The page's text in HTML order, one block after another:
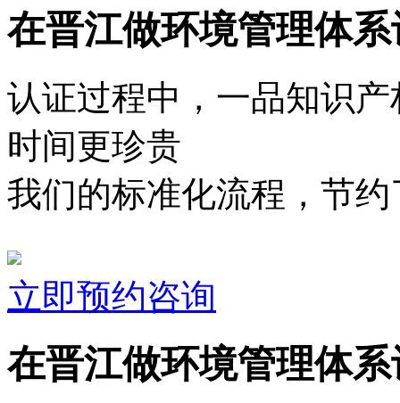
在晋江做环境管理体
认证过程中，一品知识
时间更珍贵
我们的标准化流程，节
立即预约咨询
在晋江做环境管理体